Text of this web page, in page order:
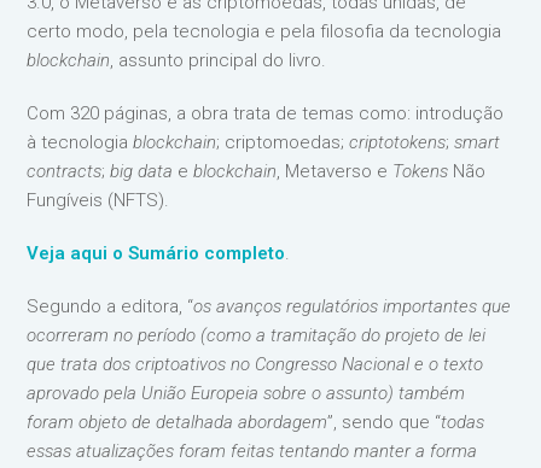
certo modo, pela tecnologia e pela filosofia da tecnologia
blockchain, assunto principal do livro.
Com 320 páginas, a obra trata de temas como: introdução
à tecnologiablockchain; criptomoedas;criptotokens;smart
contracts;big data eblockchain, Metaverso e Tokens Não
Fungíveis (NFTS).
Veja aqui o Sumário completo.
Segundo a editora, “os avanços regulatórios importantes que
ocorreram no período (como a tramitação do projeto de lei
que trata dos criptoativos no Congresso Nacional e o texto
aprovado pela União Europeia sobre o assunto) também
foram objeto de detalhada abordagem”, sendo que “todas
essas atualizações foram feitas tentando manter a forma